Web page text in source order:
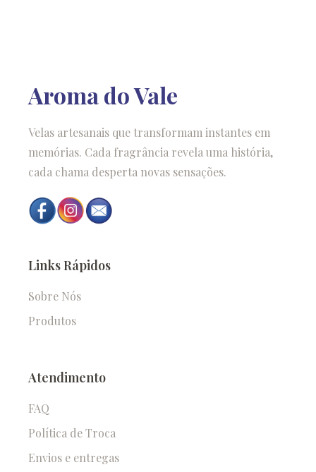
Aroma do Vale
Velas artesanais que transformam instantes em
memórias. Cada fragrância revela uma história,
cada chama desperta novas sensações.
Links Rápidos
Sobre Nós
Produtos
Atendimento
FAQ
Política de Troca
Envios e entregas